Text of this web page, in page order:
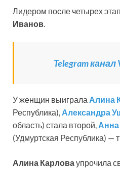
Лидером после четырех
Иванов.
Telegram канал
У женщин выиграла Алина
Республика), Александра
область) стала второй,
(Удмуртская Республика) —
Алина Карловаупрочила